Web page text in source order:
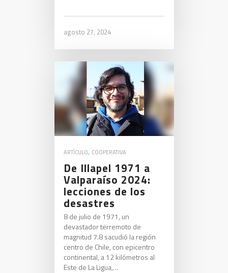
agosto 27, 2024
ARTÍCULO, COOPERATIVA
De Illapel 1971 a
Valparaíso 2024:
lecciones de los
desastres
8 de julio de 1971, un
devastador terremoto de
magnitud 7.8 sacudió la región
centro de Chile, con epicentro
continental, a 12 kilómetros al
Este de La Ligua,…